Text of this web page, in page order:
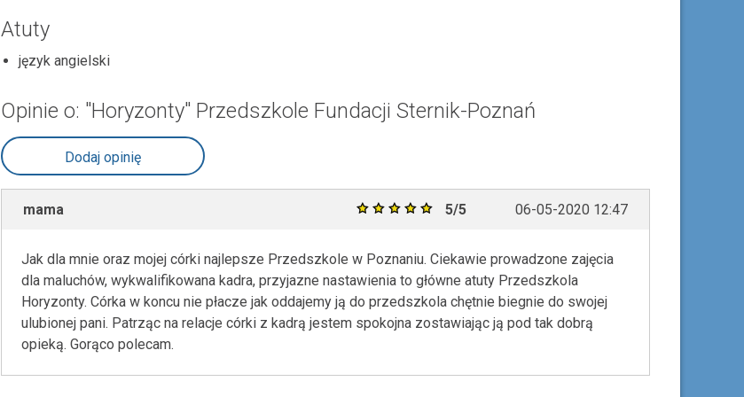
Atuty
język angielski
Opinie o: "Horyzonty" Przedszkole Fundacji Sternik-Poznań
Dodaj opinię
mama 5/5 06-05-2020 12:47
Jak dla mnie oraz mojej córki najlepsze Przedszkole w Poznaniu. Ciekawie prowadzone zajęcia
dla maluchów, wykwalifikowana kadra, przyjazne nastawienia to główne atuty Przedszkola
Horyzonty. Córka w koncu nie płacze jak oddajemy ją do przedszkola chętnie biegnie do swojej
ulubionej pani. Patrząc na relacje córki z kadrą jestem spokojna zostawiając ją pod tak dobrą
opieką. Gorąco polecam.